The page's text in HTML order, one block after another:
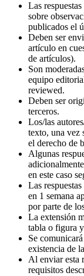
Las
sobre
publicados el
Deben ser
artículo en
de artículos).
Son
equipo
reviewed.
Deben ser
terceros.
Los/las
texto, una vez
el derecho de
Algunas
en este caso
Las
en 1 semana
por parte de
La extensión
tabla o figura
Se
existencia de
Al enviar esta
requisitos